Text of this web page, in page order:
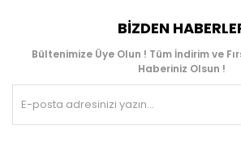
BIZDEN
Bültenimize Üye Olun ! Tüm İndirim ve
Haberiniz Olsun !